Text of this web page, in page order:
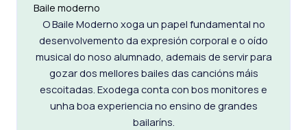
Baile moderno
O Baile Moderno xoga un papel fundamental no
desenvolvemento da expresión corporal e o oído
musical do noso alumnado, ademais de servir para
gozar dos mellores bailes das cancións máis
escoitadas. Exodega conta con bos monitores e
unha boa experiencia no ensino de grandes
bailaríns.